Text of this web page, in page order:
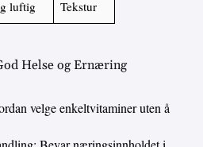
luftig Tekstur
Helse og Ernæring
velge enkeltvitaminer uten å